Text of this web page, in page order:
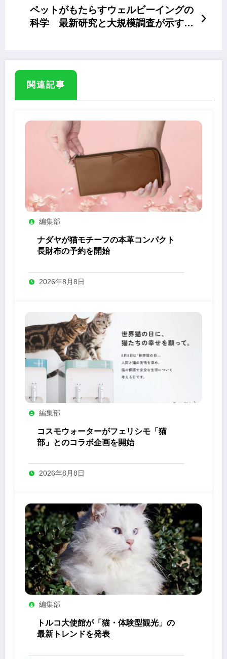
ペットがもたらすウェルビーイングの
科学 最新研究と大規模調査が示すそ
関連記事
編集部
ナダヤが猫モチーフの本革コンパクト
長財布の予約を開始
2026年8月8日
編集部
コスモウォーターがフェリシモ「猫
部」とのコラボ企画を開始
2026年8月8日
編集部
トルコ大使館が「猫・体験型観光」の
最新トレンドを発表